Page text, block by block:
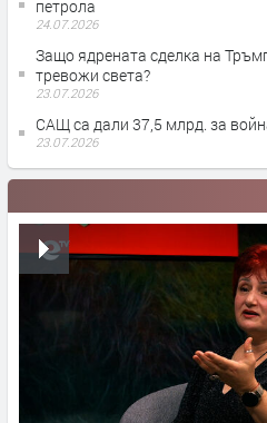
петрола
24.07.2026
Защо ядрената сделка на
тревожи света?
23.07.2026
САЩ са дали 37,5 млрд. за
23.07.2026